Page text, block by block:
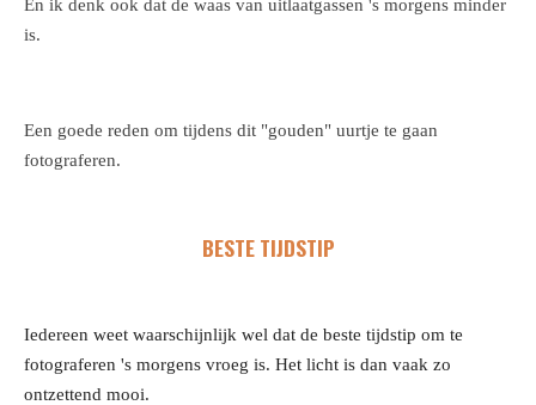
En ik denk ook dat de waas van uitlaatgassen 's morgens minder
is.
Een goede reden om tijdens dit "gouden" uurtje te gaan
fotograferen.
BESTE TIJDSTIP
Iedereen weet waarschijnlijk wel dat de beste tijdstip om te
fotograferen 's morgens vroeg is. Het licht is dan vaak zo
ontzettend mooi.